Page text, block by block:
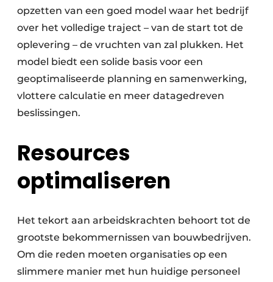
opzetten van een goed model waar het bedrijf
over het volledige traject – van de start tot de
oplevering – de vruchten van zal plukken. Het
model biedt een solide basis voor een
geoptimaliseerde planning en samenwerking,
vlottere calculatie en meer datagedreven
beslissingen.
Resources
optimaliseren
Het tekort aan arbeidskrachten behoort tot de
grootste bekommernissen van bouwbedrijven.
Om die reden moeten organisaties op een
slimmere manier met hun huidige personeel